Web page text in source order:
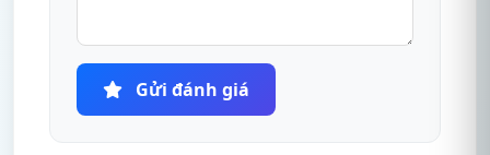
Gửi đánh giá